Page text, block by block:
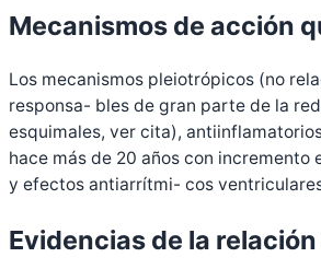
Mecanismos de acción
Los mecanismos pleiotrópicos (no
responsa- bles de gran parte de la
esquimales, ver cita),
hace más de 20 años con
y efectos antiarrítmi- cos
Evidencias de la